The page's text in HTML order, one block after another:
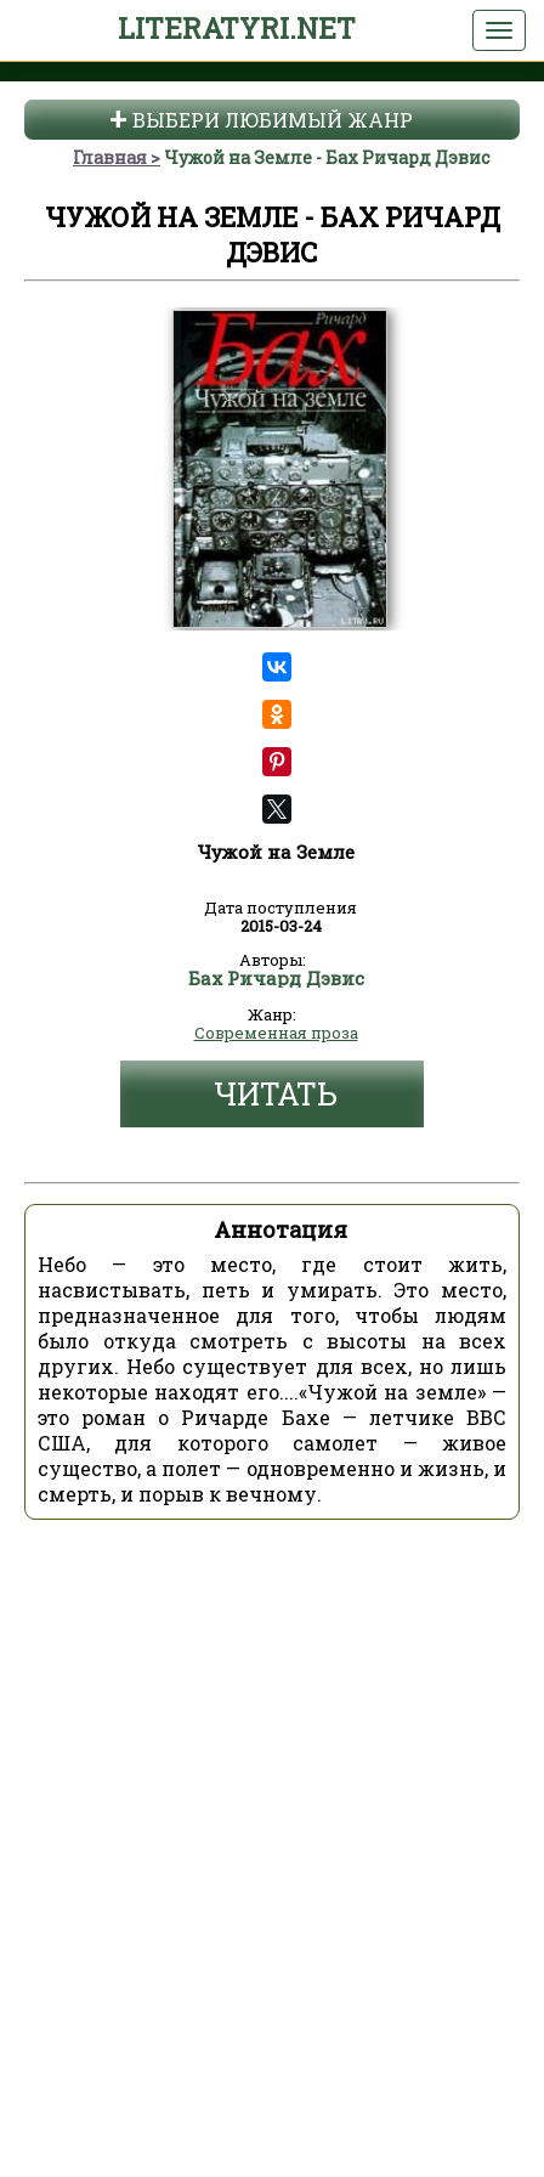
LITERATYRI.NET
ВЫБЕРИ ЛЮБИМЫЙ ЖАНР
Главная Чужой на Земле - Бах Ричард Дэвис
ЧУЖОЙ НА ЗЕМЛЕ - БАХ РИЧАРД
ДЭВИС
Чужой на Земле
Дата поступления
2015-03-24
Авторы:
Бах Ричард Дэвис
Жанр:
Современная проза
ЧИТАТЬ
Аннотация
Небо — это место, где стоит жить,
насвистывать, петь и умирать. Это место,
предназначенное для того, чтобы людям
было откуда смотреть с высоты на всех
других. Небо существует для всех, но лишь
некоторые находят его....«Чужой на земле» —
это роман о Ричарде Бахе — летчике ВВС
США, для которого самолет — живое
существо, а полет — одновременно и жизнь, и
смерть, и порыв к вечному.